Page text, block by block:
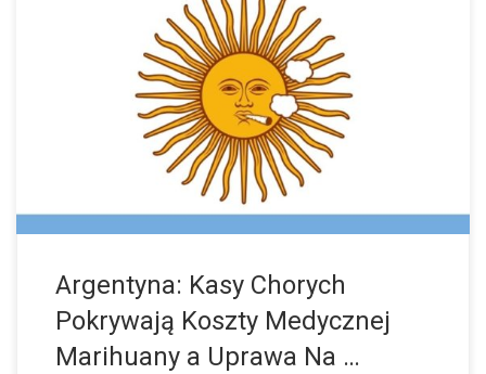
Ustawy uchwalone trzy lata temu w Argentynie, które
doprowadziły do legalizacji medycznej marihuany, teraz zostały
poddane poprawkom. Było to konieczne, ponieważ prawo z
2017 roku było tak restrykcyjne, że ludzie […]
Argentyna: Kasy Chorych
Pokrywają Koszty Medycznej
Marihuany a Uprawa Na …